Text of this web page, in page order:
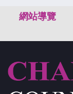
網站導覽